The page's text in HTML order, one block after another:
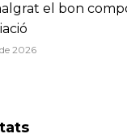
el bon
2026